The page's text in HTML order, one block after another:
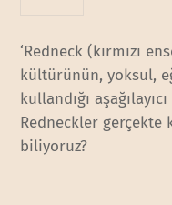
‘Redneck (kırmızı
kültürünün, yoksul,
kullandığı
Redneckler gerçekte
biliyoruz?